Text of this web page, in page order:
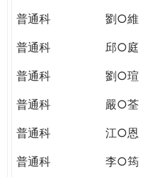
普通科
劉○維
普通科
邱○庭
普通科
劉○瑄
普通科
嚴○荃
普通科
江○恩
普通科
李○筠